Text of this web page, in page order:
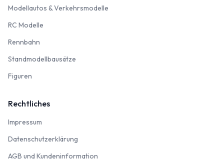
Modellautos & Verkehrsmodelle
RC Modelle
Rennbahn
Standmodellbausätze
Figuren
Rechtliches
Impressum
Datenschutzerklärung
AGB und Kundeninformation